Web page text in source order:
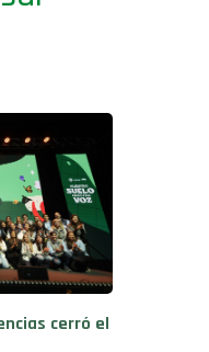
cerró el